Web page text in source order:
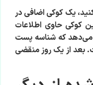
یک کوکی اضافی در
کوکی حاوی اطلاعات
که شناسه پست
بعد از یک روز منقضی